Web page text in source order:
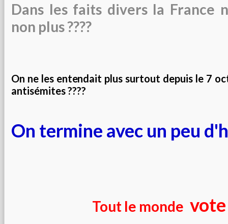
Dans les faits divers la France
non plus ????
On ne les entendait plus surtout depuis le 7
antisémites ????
On termine avec un peu
Tout le monde vote